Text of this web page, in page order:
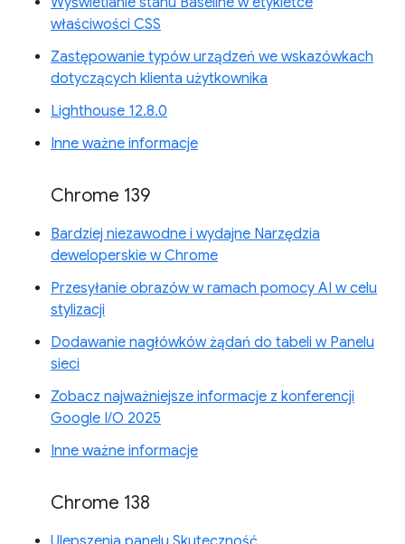
właściwości CSS
Zastępowanie typów urządzeń we wskazówkach
dotyczących klienta użytkownika
Lighthouse 12.8.0
Inne ważne informacje
Chrome 139
Bardziej niezawodne i wydajne Narzędzia
deweloperskie w Chrome
Przesyłanie obrazów w ramach pomocy AI w celu
stylizacji
Dodawanie nagłówków żądań do tabeli w Panelu
sieci
Zobacz najważniejsze informacje z konferencji
Google I/O 2025
Inne ważne informacje
Chrome 138